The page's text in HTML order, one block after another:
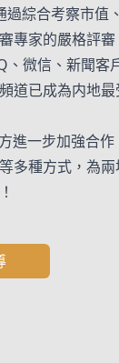
綜合考察市
家的嚴格評
微信、新聞
已成為内地
一步加強合
種方式，為